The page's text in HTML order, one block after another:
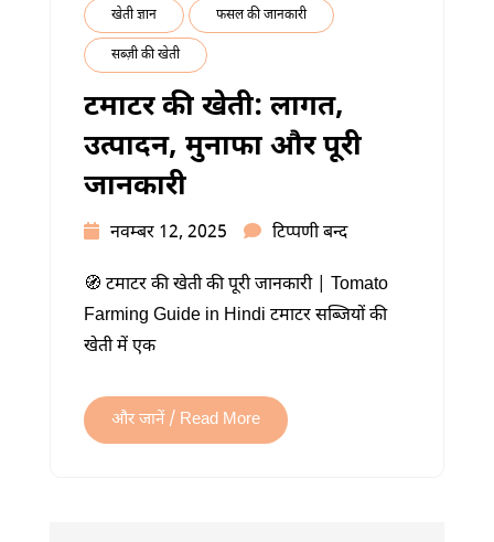
खेती ज्ञान फसल की जानकारी
सब्ज़ी की खेती
टमाटर की खेती: लागत,
उत्पादन, मुनाफा और पूरी
जानकारी
नवम्बर 12, 2025 टिप्पणी बन्दटमाटर
खेती:
लागत,
🧭 टमाटर की खेती की पूरी जानकारी | Tomato
Farming Guide in Hindi टमाटर सब्जियों की
खेती में एक
और जानें / Read More